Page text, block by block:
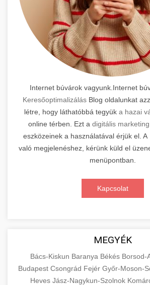
Internet búvárok vagyunk.Internet
KeresőoptimalizálásBlog oldalunkat
létre, hogy láthatóbbá tegyük a hazai
online térben. Ezt a digitális marketing
eszközeinek a használatával érjük el.
való megjelenéshez, kérünk küld el
menüpontban.
Kapcsolat
MEGYÉK
Bács-Kiskun Baranya Békés Borsod-
Budapest Csongrád Fejér Győr-Moson-
Heves Jász-Nagykun-Szolnok